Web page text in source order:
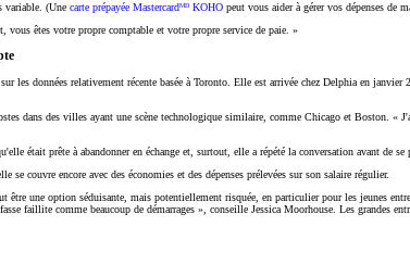
variable. (Une carte prépayée Mastercardᴹᴰ KOHO peut vous aider à gérer vos dépenses de
vous êtes votre propre comptable et votre propre service de paie. »
données relativement récente basée à Toronto. Elle est arrivée chez Delphia en
dans des villes ayant une scène technologique similaire, comme Chicago et Boston. «
était prête à abandonner en échange et, surtout, elle a répété la conversation avant de
couvre encore avec des économies et des dépenses prélevées sur son salaire régulier.
une option séduisante, mais potentiellement risquée, en particulier pour les jeunes
faillite comme beaucoup de démarrages », conseille Jessica Moorhouse. Les grandes